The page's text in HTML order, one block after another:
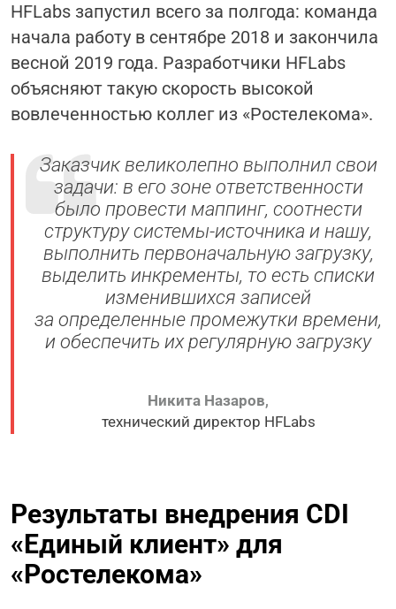
HFLabs запустил всего за полгода: команда
начала работу в сентябре 2018 и закончила
весной 2019 года. Разработчики HFLabs
объясняют такую скорость высокой
вовлеченностью коллег из «Ростелекома».
Заказчик великолепно выполнил свои
задачи: в его зоне ответственности
было провести маппинг, соотнести
структуру системы-источника и нашу,
выполнить первоначальную загрузку,
выделить инкременты, то есть списки
изменившихся записей
за определенные промежутки времени,
и обеспечить их регулярную загрузку
Никита Назаров,
технический директор HFLabs
Результаты внедрения CDI
«Единый клиент» для
«Ростелекома»